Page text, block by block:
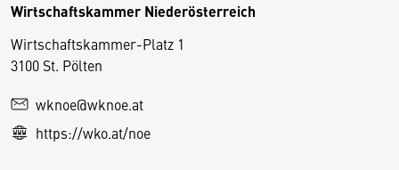
Wirtschaftskammer Niederösterreich
Wirtschaftskammer-Platz 1
3100 St. Pölten
wknoe@wknoe.at
https://wko.at/noe
D
e
s